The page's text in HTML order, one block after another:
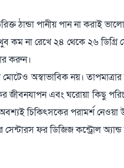
ঠান্ডা পানীয় পান না করাই
খুব কম না রেখে ২৪ থেকে ২৬
করুন।
অস্বাভাবিক নয়।
জীবনযাপন এবং ঘরোয়া কিছু
চিকিৎসকের পরামর্শ নেওয়া
সেন্টারস ফর ডিজিজ কন্ট্রোল